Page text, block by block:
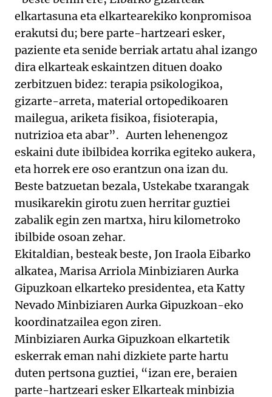
elkartasuna eta elkartearekiko konpromisoa
erakutsi du; bere parte-hartzeari esker,
paziente eta senide berriak artatu ahal izango
dira elkarteak eskaintzen dituen doako
zerbitzuen bidez: terapia psikologikoa,
gizarte-arreta, material ortopedikoaren
mailegua, ariketa fisikoa, fisioterapia,
nutrizioa eta abar”. Aurten lehenengoz
eskaini dute ibilbidea korrika egiteko aukera,
eta horrek ere oso erantzun ona izan du.
Beste batzuetan bezala, Ustekabe txarangak
musikarekin girotu zuen herritar guztiei
zabalik egin zen martxa, hiru kilometroko
ibilbide osoan zehar.
Ekitaldian, besteak beste, Jon Iraola Eibarko
alkatea, Marisa Arriola Minbiziaren Aurka
Gipuzkoan elkarteko presidentea, eta Katty
Nevado Minbiziaren Aurka Gipuzkoan-eko
koordinatzailea egon ziren.
Minbiziaren Aurka Gipuzkoan elkartetik
eskerrak eman nahi dizkiete parte hartu
duten pertsona guztiei, “izan ere, beraien
parte-hartzeari esker Elkarteak minbizia